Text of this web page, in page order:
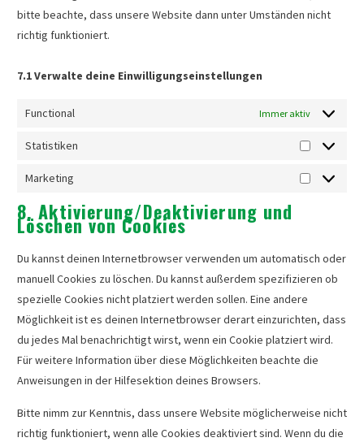
bitte beachte, dass unsere Website dann unter Umständen nicht
richtig funktioniert.
7.1 Verwalte deine Einwilligungseinstellungen
Functional Immer aktiv
Statistiken
Statistiken
Marketing
Marketing
8. Aktivierung/Deaktivierung und
Löschen von Cookies
Du kannst deinen Internetbrowser verwenden um automatisch oder
manuell Cookies zu löschen. Du kannst außerdem spezifizieren ob
spezielle Cookies nicht platziert werden sollen. Eine andere
Möglichkeit ist es deinen Internetbrowser derart einzurichten, dass
du jedes Mal benachrichtigt wirst, wenn ein Cookie platziert wird.
Für weitere Information über diese Möglichkeiten beachte die
Anweisungen in der Hilfesektion deines Browsers.
Bitte nimm zur Kenntnis, dass unsere Website möglicherweise nicht
richtig funktioniert, wenn alle Cookies deaktiviert sind. Wenn du die